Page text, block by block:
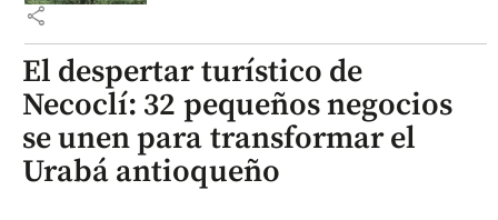
share
El despertar turístico de
Necoclí: 32 pequeños negocios
se unen para transformar el
Urabá antioqueño